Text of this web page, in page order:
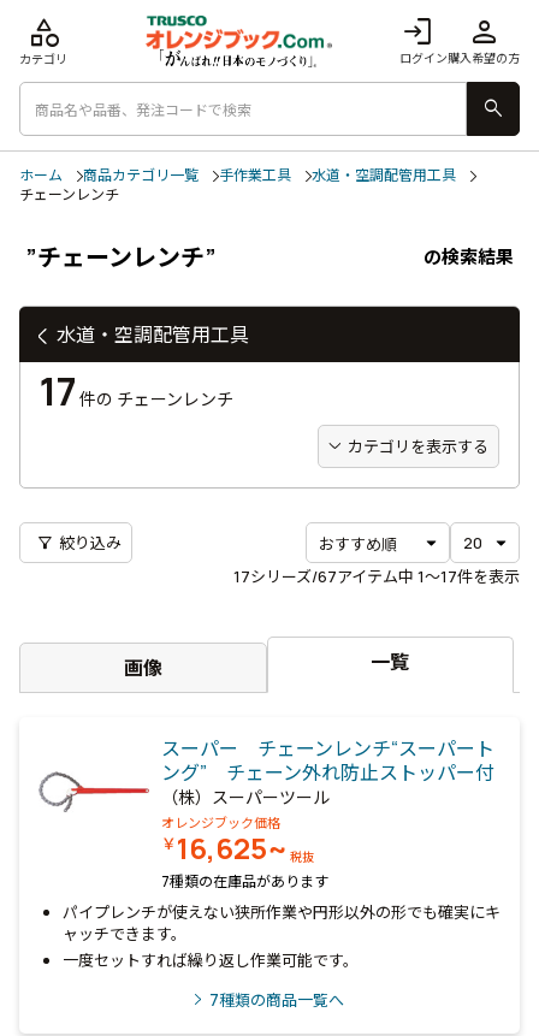
login
ログイン
person
購入希望の方
category
カテゴリ
search
ホーム 商品カテゴリ一覧 手作業工具
水道・空調配管用工具
チェーンレンチ
”チェーンレンチ” の検索結果
17シリーズ/67アイテム中 1〜17件を表示
filter_alt 絞り込み
画像 一覧
スーパー チェーンレンチ“スーパート
ング” チェーン外れ防止ストッパー付
（株）スーパーツール
オレンジブック価格
￥16,625~ 税抜
7種類の在庫品があります
パイプレンチが使えない狭所作業や円形以外の形でも確実にキ
ャッチできます。
一度セットすれば繰り返し作業可能です。
7種類の商品一覧へ
水道・空調配管用工具
17 件の チェーンレンチ
カテゴリを表示する